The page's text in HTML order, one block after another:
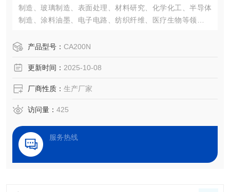
制造、玻璃制造、表面处理、材料研究、化学化工、半导体
制造、涂料油墨、电子电路、纺织纤维、医疗生物等领域，
产品型号： CA200N
更新时间： 2025-10-08
厂商性质： 生产厂家
访问量： 425
服务热线